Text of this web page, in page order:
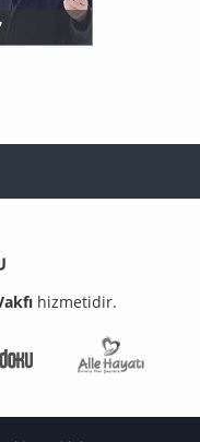
hizmetidir.
Genç Doku